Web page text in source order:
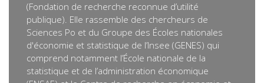
(Fondation de recherche reconnue d’utilité
publique). Elle rassemble des chercheurs de
Sciences Po et du Groupe des Écoles nationales
d'économie et statistique de l’Insee (GENES) qui
comprend notamment l’École nationale de la
statistique et de l’administration économique